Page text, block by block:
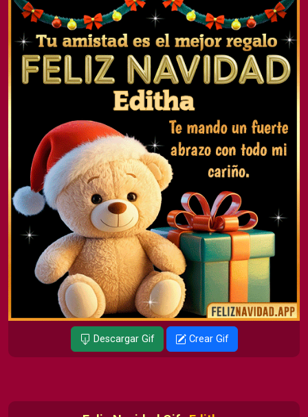
Descargar Gif Crear Gif